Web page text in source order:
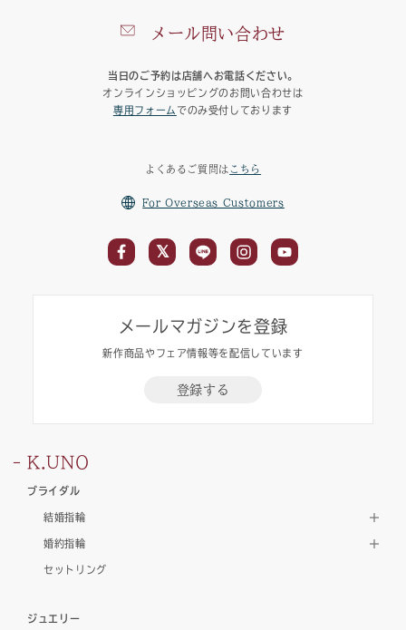
メール問い合わせ
当日のご予約は店舗へお電話ください。
オンラインショッピングのお問い合わせは
専用フォーム でのみ受付しております
よくあるご質問は こちら
For Overseas Customers
メールマガジンを登録
新作商品やフェア情報等を配信しています
登録する
K.UNO
ブライダル
結婚指輪
婚約指輪
セットリング
ジュエリー